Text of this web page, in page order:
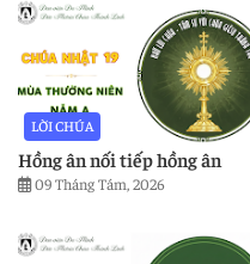
LỜI CHÚA
Hồng ân nối tiếp hồng ân
09 Tháng Tám, 2026